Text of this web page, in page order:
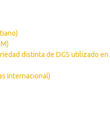
distinta de DGS utilizado en
Internacional)